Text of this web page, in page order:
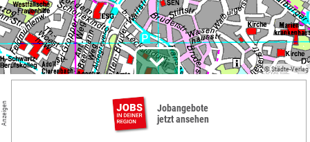
© Städte-Verlag
Anzeigen
Jobangebote
jetzt ansehen